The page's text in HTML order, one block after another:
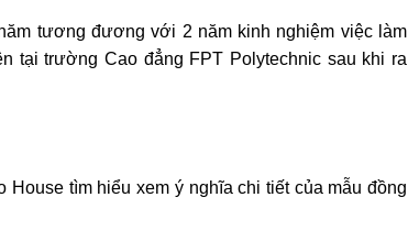
tương đương với 2 năm kinh nghiệm việc làm
tại trường Cao đẳng FPT Polytechnic sau khi ra
tìm hiểu xem ý nghĩa chi tiết của mẫu đồng